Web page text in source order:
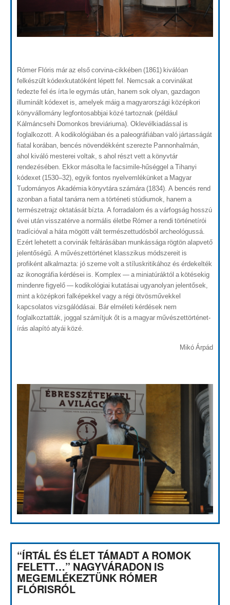
Rómer Flóris már az első corvina-cikkében (1861) kiválóan
felkészült kódexkutatóként lépett fel. Nemcsak a corvinákat
fedezte fel és írta le egymás után, hanem sok olyan, gazdagon
illuminált kódexet is, amelyek máig a magyarországi középkori
könyvállomány legfontosabbjai közé tartoznak (például
Kálmáncsehi Domonkos breviáriuma). Oklevélkiadással is
foglalkozott. A kodikológiában és a paleográfiában való jártasságát
fiatal korában, bencés növendékként szerezte Pannonhalmán,
ahol kiváló mesterei voltak, s ahol részt vett a könyvtár
rendezésében. Ekkor másolta le facsimile-hűséggel a Tihanyi
kódexet (1530–32), egyik fontos nyelvemlékünket a Magyar
Tudományos Akadémia könyvtára számára (1834). A bencés rend
azonban a fiatal tanárra nem a történeti stúdiumok, hanem a
természetrajz oktatását bízta. A forradalom és a várfogság hosszú
évei után visszatérve a normális életbe Rómer a rendi történetírói
tradícióval a háta mögött vált természettudósból archeológussá.
Ezért lehetett a corvinák feltárásában munkássága rögtön alapvető
jelentőségű. A művészettörténet klasszikus módszereit is
profiként alkalmazta: jó szeme volt a stíluskritikához és érdekelték
az ikonográfia kérdései is. Komplex — a miniatúráktól a kötésekig
mindenre figyelő — kodikológiai kutatásai ugyanolyan jelentősek,
mint a középkori falképekkel vagy a régi ötvösművekkel
kapcsolatos vizsgálódásai. Bár elméleti kérdések nem
foglalkoztatták, joggal számítjuk őt is a magyar művészettörténet-
írás alapító atyái közé.
Mikó Árpád
“ÍRTÁL ÉS ÉLET TÁMADT A ROMOK
FELETT…” NAGYVÁRADON IS
MEGEMLÉKEZTÜNK RÓMER
FLÓRISRÓL